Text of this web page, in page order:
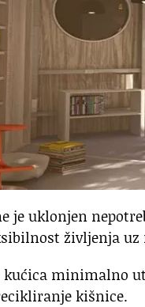
je uklonjen
življenja
kućica minimalno
kišnice.